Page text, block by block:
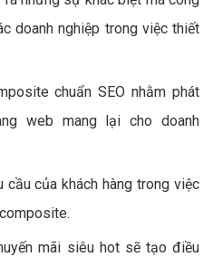
doanh nghiệp trong việc thiết
chuẩn SEO nhằm phát
web mang lại cho doanh
của khách hàng trong việc
mãi siêu hot sẽ tạo điều